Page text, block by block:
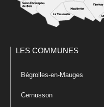
LES COMMUNES
Bégrolles-en-Mauges
Cernusson